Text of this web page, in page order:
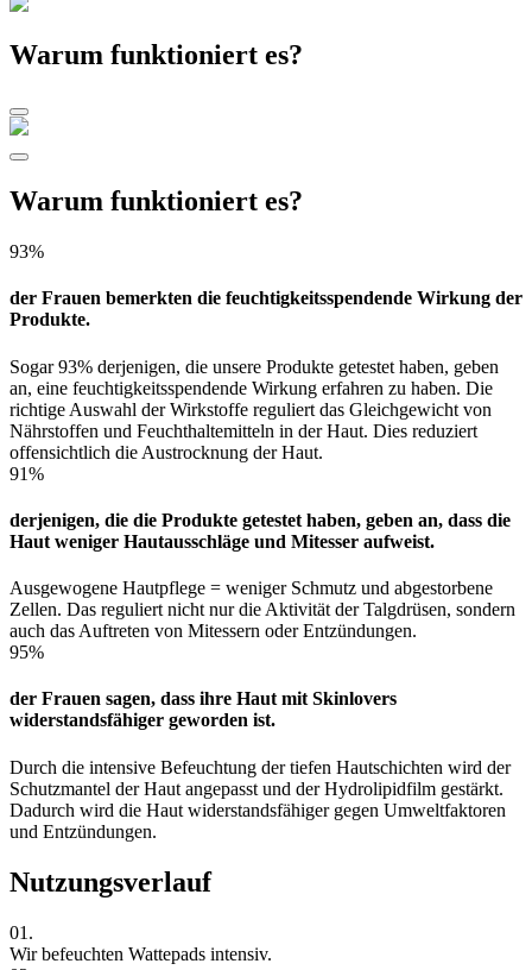
Warum funktioniert es?
Warum funktioniert es?
93%
der Frauen bemerkten die feuchtigkeitsspendende Wirkung der
Produkte.
Sogar 93% derjenigen, die unsere Produkte getestet haben, geben
an, eine feuchtigkeitsspendende Wirkung erfahren zu haben. Die
richtige Auswahl der Wirkstoffe reguliert das Gleichgewicht von
Nährstoffen und Feuchthaltemitteln in der Haut. Dies reduziert
offensichtlich die Austrocknung der Haut.
91%
derjenigen, die die Produkte getestet haben, geben an, dass die
Haut weniger Hautausschläge und Mitesser aufweist.
Ausgewogene Hautpflege = weniger Schmutz und abgestorbene
Zellen. Das reguliert nicht nur die Aktivität der Talgdrüsen, sondern
auch das Auftreten von Mitessern oder Entzündungen.
95%
der Frauen sagen, dass ihre Haut mit Skinlovers
widerstandsfähiger geworden ist.
Durch die intensive Befeuchtung der tiefen Hautschichten wird der
Schutzmantel der Haut angepasst und der Hydrolipidfilm gestärkt.
Dadurch wird die Haut widerstandsfähiger gegen Umweltfaktoren
und Entzündungen.
Nutzungsverlauf
01.
Wir befeuchten Wattepads intensiv.